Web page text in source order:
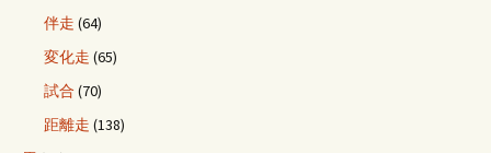
伴走 (64)
変化走 (65)
試合 (70)
距離走 (138)